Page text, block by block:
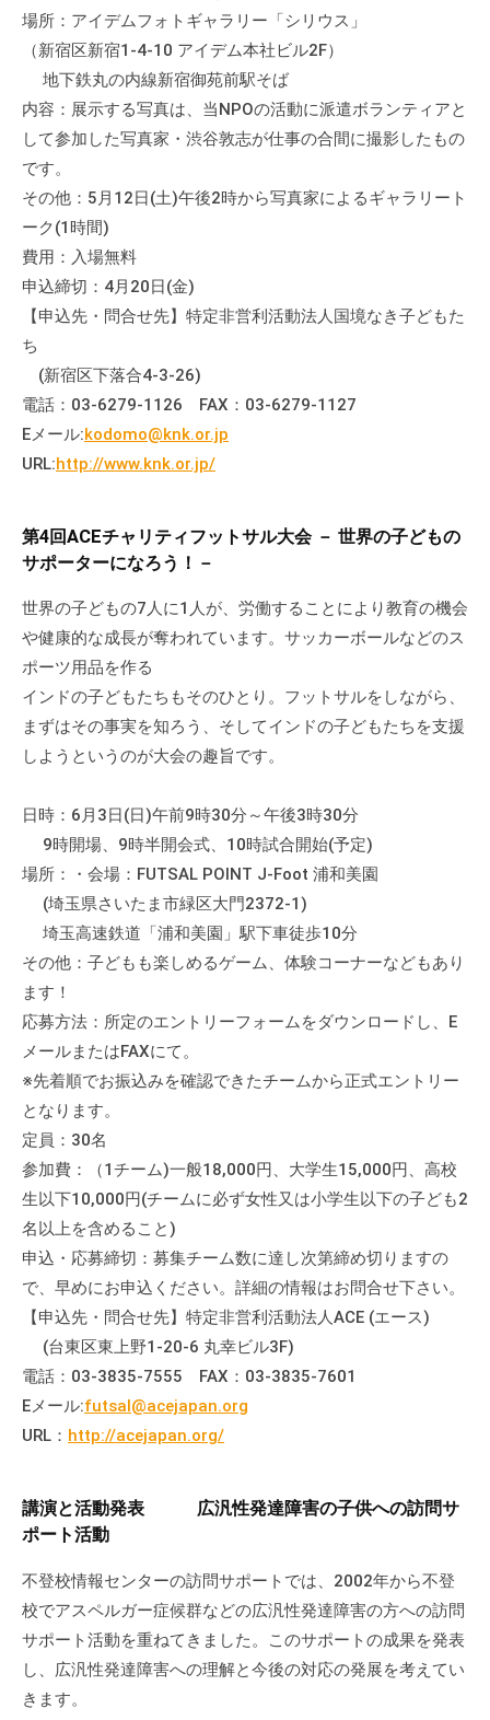
場所：アイデムフォトギャラリー「シリウス」
（新宿区新宿1-4-10 アイデム本社ビル2F）
地下鉄丸の内線新宿御苑前駅そば
内容：展示する写真は、当NPOの活動に派遣ボランティアと
して参加した写真家・渋谷敦志が仕事の合間に撮影したもの
です。
その他：5月12日(土)午後2時から写真家によるギャラリート
ーク(1時間)
費用：入場無料
申込締切：4月20日(金)
【申込先・問合せ先】特定非営利活動法人国境なき子どもた
ち
(新宿区下落合4-3-26)
電話：03-6279-1126 FAX：03-6279-1127
Eメール:kodomo@knk.or.jp
URL:http://www.knk.or.jp/
第4回ACEチャリティフットサル大会 － 世界の子どもの
サポーターになろう！－
世界の子どもの7人に1人が、労働することにより教育の機会
や健康的な成長が奪われています。サッカーボールなどのス
ポーツ用品を作る
インドの子どもたちもそのひとり。フットサルをしながら、
まずはその事実を知ろう、そしてインドの子どもたちを支援
しようというのが大会の趣旨です。
日時：6月3日(日)午前9時30分～午後3時30分
9時開場、9時半開会式、10時試合開始(予定)
場所：・会場：FUTSAL POINT J-Foot 浦和美園
(埼玉県さいたま市緑区大門2372-1)
埼玉高速鉄道「浦和美園」駅下車徒歩10分
その他：子どもも楽しめるゲーム、体験コーナーなどもあり
ます！
応募方法：所定のエントリーフォームをダウンロードし、E
メールまたはFAXにて。
※先着順でお振込みを確認できたチームから正式エントリー
となります。
定員：30名
参加費：（1チーム)一般18,000円、大学生15,000円、高校
生以下10,000円(チームに必ず女性又は小学生以下の子ども2
名以上を含めること)
申込・応募締切：募集チーム数に達し次第締め切りますの
で、早めにお申込ください。詳細の情報はお問合せ下さい。
【申込先・問合せ先】特定非営利活動法人ACE (エース)
(台東区東上野1-20-6 丸幸ビル3F)
電話：03-3835-7555 FAX：03-3835-7601
Eメール:futsal@acejapan.org
URL： http://acejapan.org/
講演と活動発表 広汎性発達障害の子供への訪問サ
ポート活動
不登校情報センターの訪問サポートでは、2002年から不登
校でアスペルガー症候群などの広汎性発達障害の方への訪問
サポート活動を重ねてきました。このサポートの成果を発表
し、広汎性発達障害への理解と今後の対応の発展を考えてい
きます。